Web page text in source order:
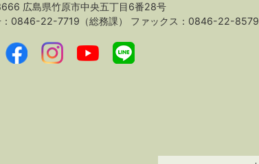
広島県竹原市中央五丁目6番28号
：0846-22-7719（総務課） ファックス：0846-22-8579